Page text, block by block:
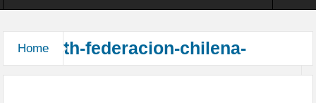
Home th-federacion-chilena-